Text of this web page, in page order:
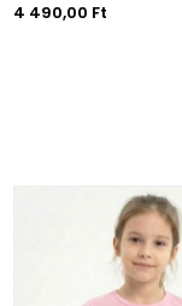
4 490,00 Ft